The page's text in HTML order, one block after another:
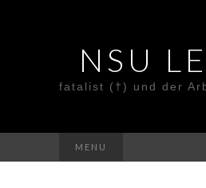
NSU
fatalist (†) und der
MENU